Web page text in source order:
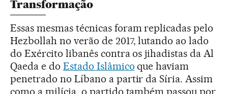
Transformação
Essas mesmas técnicas foram replicadas pelo
Hezbollah no verão de 2017, lutando ao lado
do Exército libanês contra os jihadistas da Al
Qaeda e do Estado Islâmico que haviam
penetrado no Líbano a partir da Síria. Assim
como a milícia, o partido também passou por